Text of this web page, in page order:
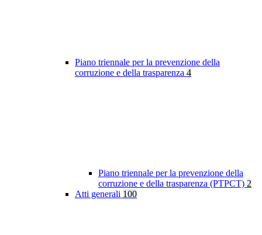
Piano triennale per la prevenzione della
corruzione e della trasparenza 4
Piano triennale per la prevenzione della
corruzione e della trasparenza (PTPCT) 2
Atti generali 100